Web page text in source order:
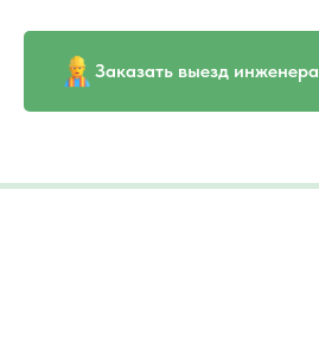
Заказать выезд инженера